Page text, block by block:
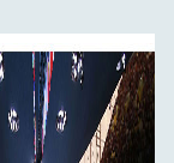
upevňují a